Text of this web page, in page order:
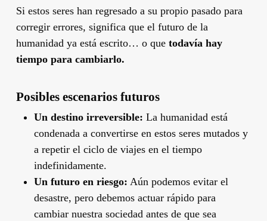
Si estos seres han regresado a su propio pasado para
corregir errores, significa que el futuro de la
humanidad ya está escrito… o que todavía hay
tiempo para cambiarlo.
Posibles escenarios futuros
Un destino irreversible: La humanidad está
condenada a convertirse en estos seres mutados y
a repetir el ciclo de viajes en el tiempo
indefinidamente.
Un futuro en riesgo: Aún podemos evitar el
desastre, pero debemos actuar rápido para
cambiar nuestra sociedad antes de que sea